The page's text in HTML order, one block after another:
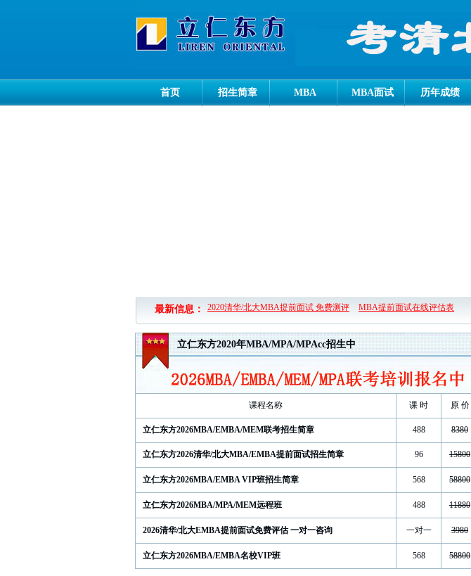
首页 招生简章 MBA MBA面试 历年成绩
最新信息： 2020清华/北大MBA提前面试 免费测评 MBA提前面试在线评估表
立仁东方2020年MBA/MPA/MPAcc招生中
课程名称 课 时 原 价
立仁东方2026MBA/EMBA/MEM联考招生简章 488 8380
立仁东方2026清华/北大MBA/EMBA提前面试招生简章 96 15800
立仁东方2026MBA/EMBA VIP班招生简章 568 58800
立仁东方2026MBA/MPA/MEM远程班 488 11880
2026清华/北大EMBA提前面试免费评估 一对一咨询 一对一 3980
立仁东方2026MBA/EMBA名校VIP班 568 58800